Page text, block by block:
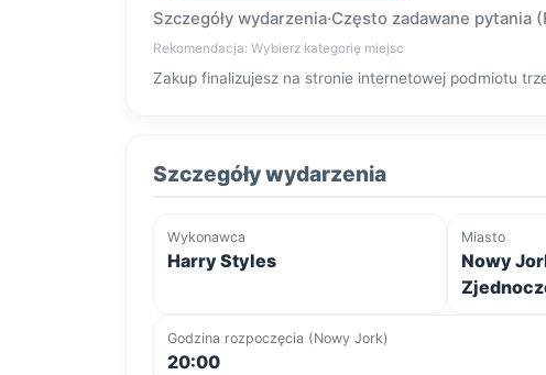
Szczegóły wydarzenia·Często zadawane pytania
Rekomendacja: Wybierz kategorię miejsc
Zakup finalizujesz na stronie internetowej podmiotu
Szczegóły wydarzenia
Wykonawca
Harry Styles
Miasto
Nowy
Godzina rozpoczęcia (Nowy Jork)
20:00